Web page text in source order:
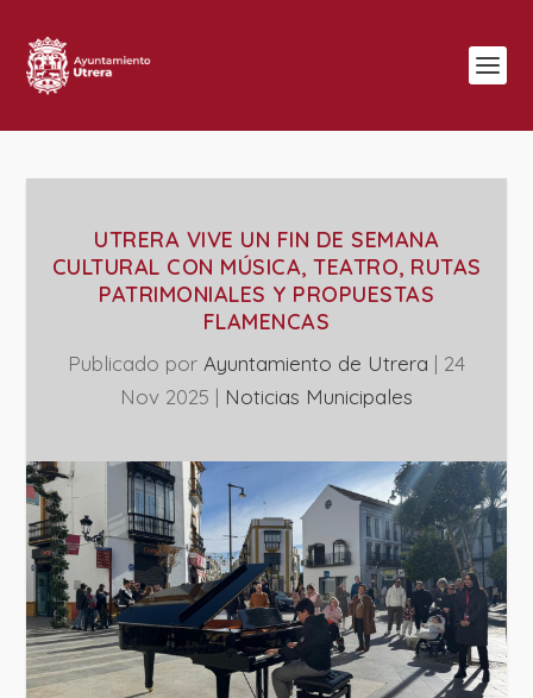
UTRERA VIVE UN FIN DE SEMANA
CULTURAL CON MÚSICA, TEATRO, RUTAS
PATRIMONIALES Y PROPUESTAS
FLAMENCAS
Publicado por Ayuntamiento de Utrera | 24
Nov 2025 | ‎Noticias Municipales